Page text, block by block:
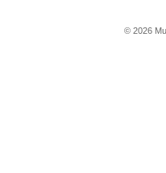
© 2026